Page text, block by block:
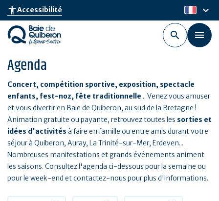
Aller
au
contenu
principal
accessibility_newAccessibilité fr
keyboard_arrow_down
Agenda
Concert, compétition sportive, exposition, spectacle
enfants, fest-noz, fête traditionnelle... Venez vous amuser
et vous divertir en Baie de Quiberon, au sud de la Bretagne !
Animation gratuite ou payante, retrouvez toutes les sorties et
idées d'activités à faire en famille ou entre amis durant votre
séjour à Quiberon, Auray, La Trinité-sur-Mer, Erdeven...
Nombreuses manifestations et grands événements animent
les saisons. Consultez l'agenda ci-dessous pour la semaine ou
pour le week-end et contactez-nous pour plus d'informations.